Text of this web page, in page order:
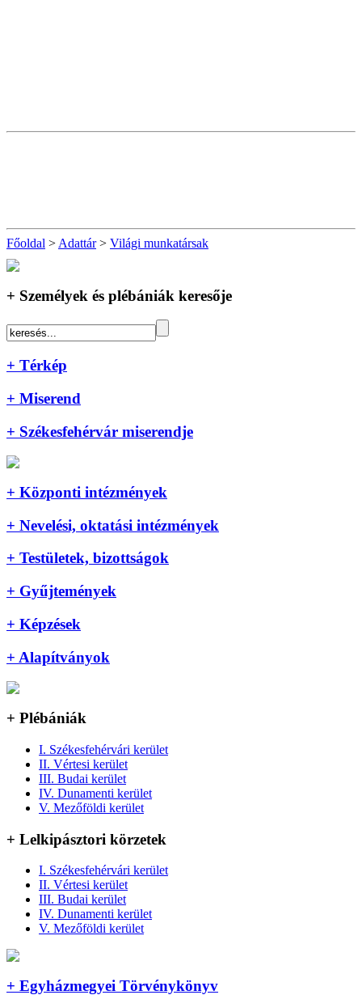
Főoldal > Adattár> Világi munkatársak
+ Személyek és plébániák keresője
+ Térkép
+ Miserend
+ Székesfehérvár miserendje
+ Központi intézmények
+ Nevelési, oktatási intézmények
+ Testületek, bizottságok
+ Gyűjtemények
+ Képzések
+ Alapítványok
+ Plébániák
I. Székesfehérvári kerület
II. Vértesi kerület
III. Budai kerület
IV. Dunamenti kerület
V. Mezőföldi kerület
+ Lelkipásztori körzetek
I. Székesfehérvári kerület
II. Vértesi kerület
III. Budai kerület
IV. Dunamenti kerület
V. Mezőföldi kerület
+ Egyházmegyei Törvénykönyv